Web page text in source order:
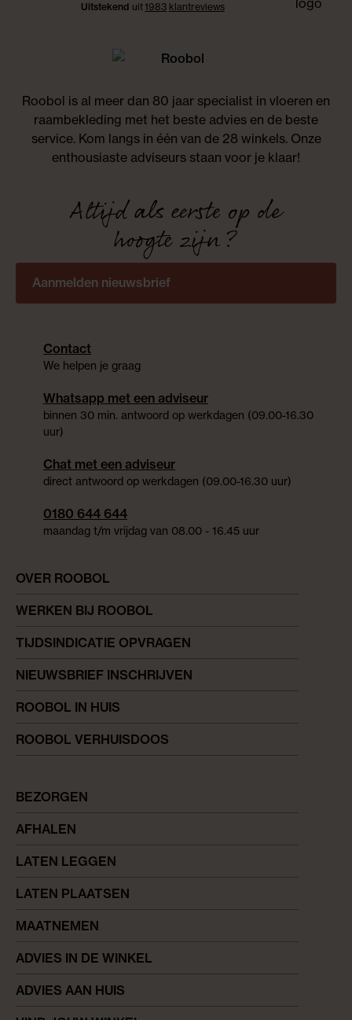
Roobol is al meer dan 80 jaar specialist in vloeren en
raambekleding met het beste advies en de beste
service. Kom langs in één van de 28 winkels. Onze
enthousiaste adviseurs staan voor je klaar!
Altijd als eerste op de
hoogte zijn?
Aanmelden nieuwsbrief
OVER ROOBOL
WERKEN BIJ ROOBOL
TIJDSINDICATIE OPVRAGEN
NIEUWSBRIEF INSCHRIJVEN
ROOBOL IN HUIS
ROOBOL VERHUISDOOS
BEZORGEN
AFHALEN
LATEN LEGGEN
LATEN PLAATSEN
MAATNEMEN
ADVIES IN DE WINKEL
ADVIES AAN HUIS
Contact
We helpen je graag
Whatsapp met een adviseur
binnen 30 min. antwoord op werkdagen (09.00-16.30
uur)
Chat met een adviseur
direct antwoord op werkdagen (09.00-16.30 uur)
0180 644 644
maandag t/m vrijdag van 08.00 - 16.45 uur
Uitstekend uit 1983 klantreviews